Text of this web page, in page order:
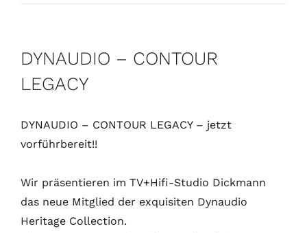
DYNAUDIO – CONTOUR
LEGACY
DYNAUDIO – CONTOUR LEGACY – jetzt
vorführbereit!!
Wir präsentieren im TV+Hifi-Studio Dickmann
das neue Mitglied der exquisiten Dynaudio
Heritage Collection.